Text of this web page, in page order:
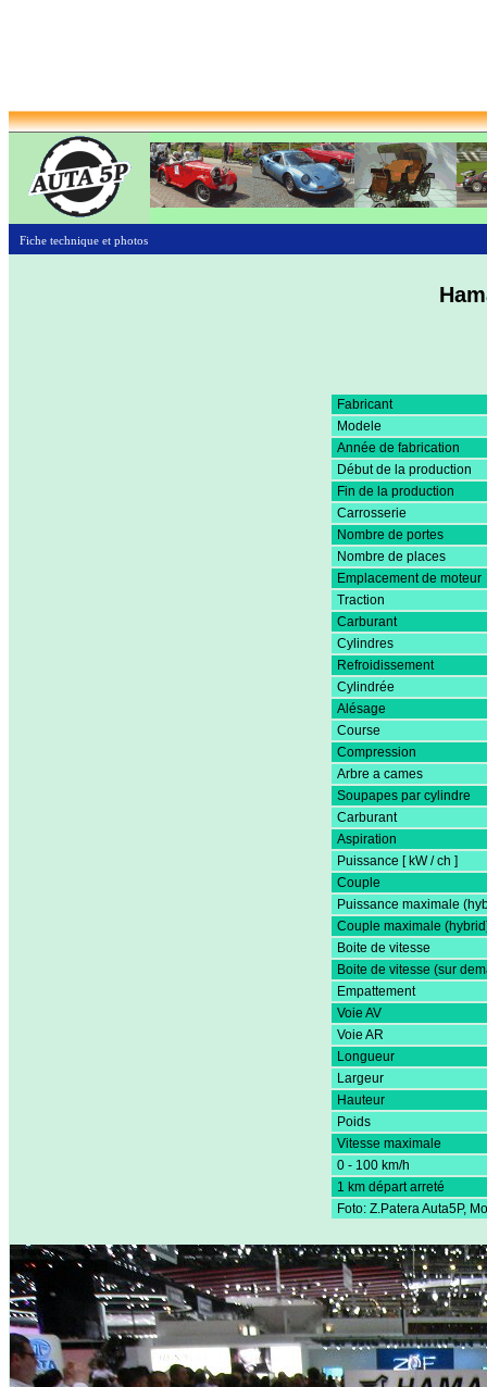
Fiche technique et photos
Fabricant
Modele
Année de fabrication
Début de la production
Fin de la production
Carrosserie
Nombre de portes
Nombre de places
Emplacement de moteur
Traction
Carburant
Cylindres
Refroidissement
Cylindrée
Alésage
Course
Compression
Arbre a cames
Soupapes par cylindre
Carburant
Aspiration
Puissance [ kW / ch ]
Couple
Puissance maximale
Couple maximale
Boite de vitesse
Boite de vitesse (sur
Empattement
Voie AV
Voie AR
Longueur
Largeur
Hauteur
Poids
Vitesse maximale
0 - 100 km/h
1 km départ arreté
Foto: Z.Patera Auta5P,